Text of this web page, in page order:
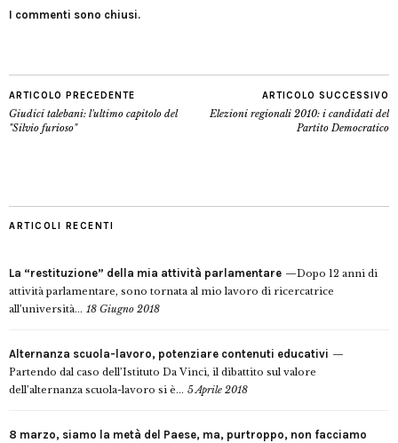
I commenti sono chiusi.
ARTICOLO PRECEDENTE
Giudici talebani: l'ultimo capitolo del
"Silvio furioso"
ARTICOLO SUCCESSIVO
Elezioni regionali 2010: i candidati del
Partito Democratico
ARTICOLI RECENTI
La “restituzione” della mia attività parlamentare
Dopo 12 anni di
attività parlamentare, sono tornata al mio lavoro di ricercatrice
all’università... 18 Giugno 2018
Alternanza scuola-lavoro, potenziare contenuti educativi
Partendo dal caso dell’Istituto Da Vinci, il dibattito sul valore
dell’alternanza scuola-lavoro si è... 5 Aprile 2018
8 marzo, siamo la metà del Paese, ma, purtroppo, non facciamo